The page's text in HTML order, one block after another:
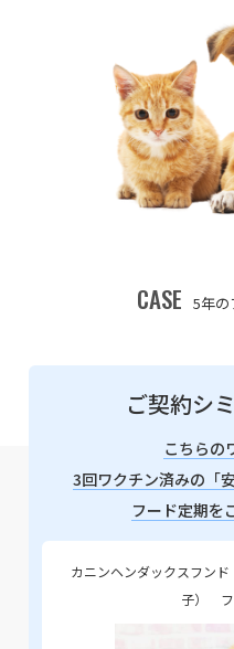
CASE 5年の
ご契約シ
こちらの
3回ワクチン済みの「
フード定期を
カニンヘンダックスフン
子） フ